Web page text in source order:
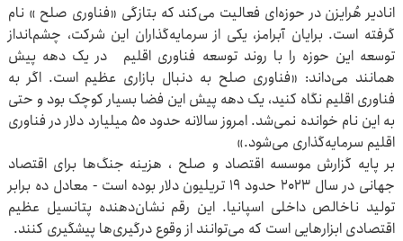
انادیر هُرایزن در حوزه‌ای فعالیت می‌کند که بتازگی «فناوری صلح » نام
گرفته است. برایان آبرامز، یکی از سرمایه‌گذاران این شرکت، چشم‌‍انداز
توسعه این حوزه را با روند توسعه فناوری اقلیم در یک دهه پیش
همانند می‌داند: «فناوری صلح به دنبال بازاری عظیم است. اگر به
فناوری اقلیم نگاه کنید، یک دهه پیش این فضا بسیار کوچک بود و حتی
به این نام خوانده نمی‌شد. امروز سالانه حدود ۵۰ میلیارد دلار در فناوری
اقلیم سرمایه‌گذاری می‌شود.»
بر پایه گزارش موسسه اقتصاد و صلح ، هزینه جنگ‌ها برای اقتصاد
جهانی در سال ۲۰۲۳ حدود ۱۹ تریلیون دلار بوده است - معادل ده برابر
تولید ناخالص داخلی اسپانیا. این رقم نشان‌دهنده پتانسیل عظیم
اقتصادی ابزارهایی است که می‌توانند از وقوع درگیری‌ها پیشگیری کنند.